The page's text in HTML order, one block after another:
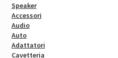
Speaker
Accessori
Audio
Auto
Adattatori
Cavetteria